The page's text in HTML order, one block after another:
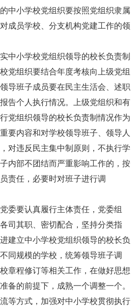
中小学校党组织要按照党组织隶属
成员学校、分支机构党建工作的领
中小学校党组织领导的校长负责制
党组织要结合年度考核向上级党组
导班子成员要在民主生活会、述职
告个人执行情况。上级党组织和有
党组织领导的校长负责制情况作为
要内容和对学校领导班子、领导人
对违反民主集中制原则，不执行学
内部不团结而严重影响工作的，按
责任，必要时对班子进行调
委要认真履行主体责任，党委组
司其职、密切配合，坚持分类指
建立中小学校党组织领导的校长负
同规模的学校，统筹领导班子调
章程修订等相关工作，在做好思想
备的前提下，成熟一个调整一个。
等方式，加强对中小学校贯彻执行